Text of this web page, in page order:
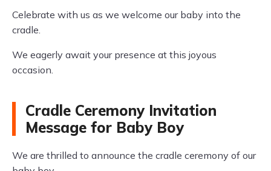
Celebrate with us as we welcome our baby into the
cradle.
We eagerly await your presence at this joyous
occasion.
Cradle Ceremony Invitation
Message for Baby Boy
We are thrilled to announce the cradle ceremony of our